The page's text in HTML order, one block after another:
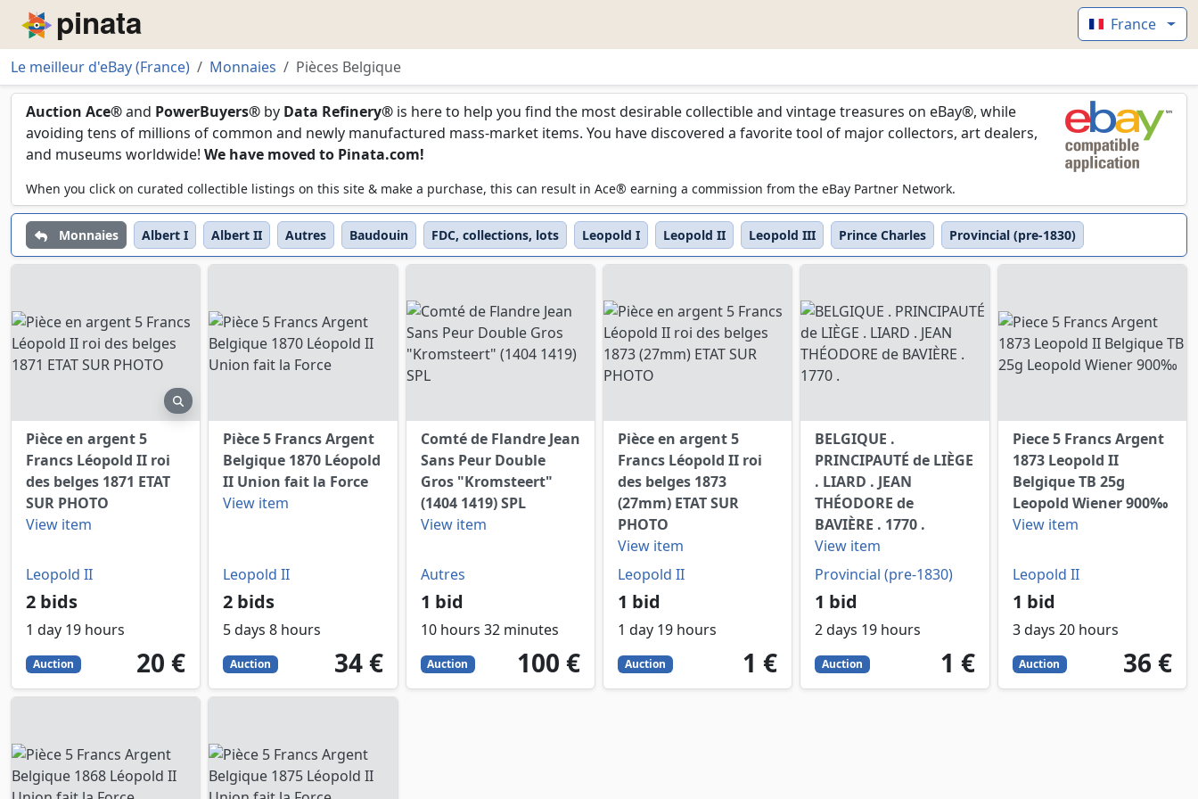
Piñata France
Le meilleur d'eBay (France) Monnaies Pièces Belgique
Pièces Belgique
Auction Ace®and PowerBuyers® by Data Refinery® is here to help you find the most desirable collectible and vintage treasures on eBay®, while
avoiding tens of millions of common and newly manufactured mass-market items. You have discovered a favorite tool of major collectors, art dealers,
and museums worldwide! We have moved to Pinata.com!
When you click on curated collectible listings on this site & make a purchase, this can result in Ace® earning a commission from the eBay Partner Network.
Monnaies Albert I Albert II Autres Baudouin FDC, collections, lots Leopold I Leopold II Leopold III Prince Charles Provincial (pre-1830)
preview
Pièce en argent 5
Francs Léopold II roi
des belges 1871 ETAT
SUR PHOTO
View item
Leopold II
2 bids
1 day 19 hours
Auction 20
EUR
20 €
Pièce 5 Francs Argent
Belgique 1870 Léopold
II Union fait la Force
View item
Leopold II
2 bids
5 days 8 hours
Auction 34
EUR
34 €
Comté de Flandre Jean
Sans Peur Double
Gros "Kromsteert"
(1404 1419) SPL
View item
Autres
1 bid
10 hours 32 minutes
Auction 100
EUR
100 €
Pièce en argent 5
Francs Léopold II roi
des belges 1873
(27mm) ETAT SUR
PHOTO
View item
Leopold II
1 bid
1 day 19 hours
Auction 1
EUR
1 €
BELGIQUE .
PRINCIPAUTÉ de LIÈGE
. LIARD . JEAN
THÉODORE de
BAVIÈRE . 1770 .
View item
Provincial (pre-1830)
1 bid
2 days 19 hours
Auction 1
EUR
1 €
Piece 5 Francs Argent
1873 Leopold II
Belgique TB 25g
Leopold Wiener 900‰
View item
Leopold II
1 bid
3 days 20 hours
Auction 36
EUR
36 €